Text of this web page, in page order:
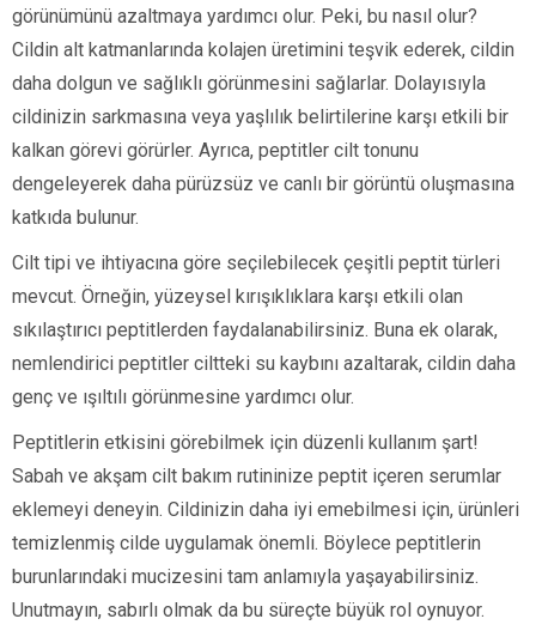
görünümünü azaltmaya yardımcı olur. Peki, bu nasıl olur?
Cildin alt katmanlarında kolajen üretimini teşvik ederek, cildin
daha dolgun ve sağlıklı görünmesini sağlarlar. Dolayısıyla
cildinizin sarkmasına veya yaşlılık belirtilerine karşı etkili bir
kalkan görevi görürler. Ayrıca, peptitler cilt tonunu
dengeleyerek daha pürüzsüz ve canlı bir görüntü oluşmasına
katkıda bulunur.
Cilt tipi ve ihtiyacına göre seçilebilecek çeşitli peptit türleri
mevcut. Örneğin, yüzeysel kırışıklıklara karşı etkili olan
sıkılaştırıcı peptitlerden faydalanabilirsiniz. Buna ek olarak,
nemlendirici peptitler ciltteki su kaybını azaltarak, cildin daha
genç ve ışıltılı görünmesine yardımcı olur.
Peptitlerin etkisini görebilmek için düzenli kullanım şart!
Sabah ve akşam cilt bakım rutininize peptit içeren serumlar
eklemeyi deneyin. Cildinizin daha iyi emebilmesi için, ürünleri
temizlenmiş cilde uygulamak önemli. Böylece peptitlerin
burunlarındaki mucizesini tam anlamıyla yaşayabilirsiniz.
Unutmayın, sabırlı olmak da bu süreçte büyük rol oynuyor.